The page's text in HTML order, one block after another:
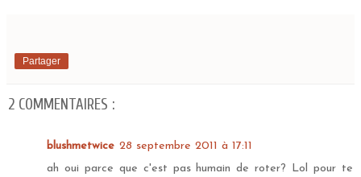
Partager
2 COMMENTAIRES :
blushmetwice 28 septembre 2011 à 17:11
ah oui parce que c'est pas humain de roter? Lol pour te